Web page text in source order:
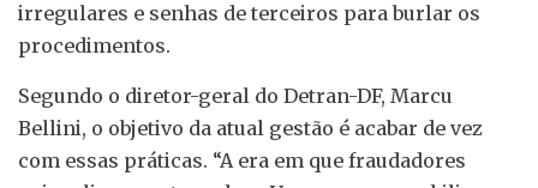
irregulares e senhas de terceiros para burlar os
procedimentos.
Segundo o diretor-geral do Detran-DF, Marcu
Bellini, o objetivo da atual gestão é acabar de vez
com essas práticas. “A era em que fraudadores